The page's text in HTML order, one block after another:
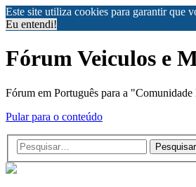
Este site utiliza cookies para garantir que
Eu entendi!
Fórum Veiculos e
Fórum em Português para a
Pular para o conteúdo
Pesquisar